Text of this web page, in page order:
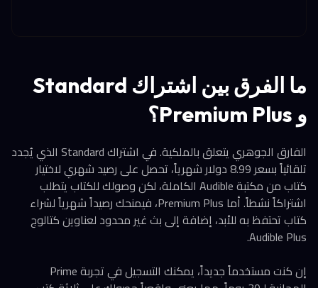
ما الفرق بين اشتراك Standard
و Premium Plus؟
الفارق الجوهري يتعلق بالملكية. في اشتراك Standard الذي يُجدد
تلقائياً بسعر 8.99 دولار شهرياً، تحصل على رصيد شهري لاختيار
كتاب من مكتبة Audible الكاملة، لكن وصولك للكتاب يتطلب
اشتراكاً نشطاً. أما Premium Plus، فيمنحك رصيداً شهرياً لشراء
كتاب تحتفظ به للأبد، إضافة إلى بث غير محدود لعناوين كتالوج
Audible Plus.
إن كنت مستخدماً جديداً، يمكنك التسجيل في تجربة Prime